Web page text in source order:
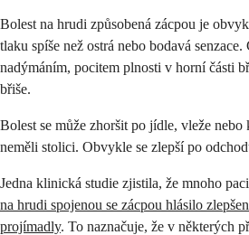
Bolest na hrudi způsobená zácpou je
tlaku spíše než ostrá nebo bodavá senzace.
nadýmáním, pocitem plnosti v horní části
břiše.
Bolest se může zhoršit po jídle, vleže
neměli stolici. Obvykle se zlepší po
Jedna klinická studie zjistila, že mnoho
na hrudi spojenou se zácpou hlásilo
projímadly. To naznačuje, že v některých